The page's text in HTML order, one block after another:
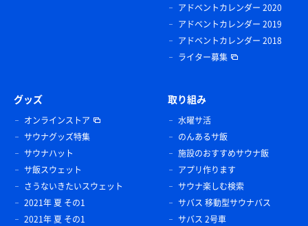
アドベントカレンダー 2020
アドベントカレンダー 2019
アドベントカレンダー 2018
ライター募集
グッズ
オンラインストア
サウナグッズ特集
サウナハット
サ飯スウェット
さうないきたいスウェット
2021年 夏 その1
2021年 夏 その1
取り組み
水曜サ活
のんあるサ飯
施設のおすすめサウナ飯
アプリ作ります
サウナ楽しむ検索
サバス 移動型サウナバス
サバス 2号車